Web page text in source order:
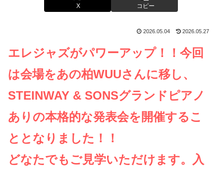
X コピー
2026.05.04 2026.05.27
エレジャズがパワーアップ！！今回
は会場をあの柏WUUさんに移し、
STEINWAY & SONSグランドピアノ
ありの本格的な発表会を開催するこ
ととなりました！！
どなたでもご見学いただけます。入